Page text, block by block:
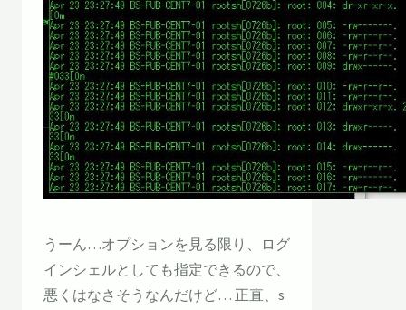
うーん…オプションを見る限り、ログ
インシェルとしても指定できるので、
悪くはなさそうなんだけど… 正直、s